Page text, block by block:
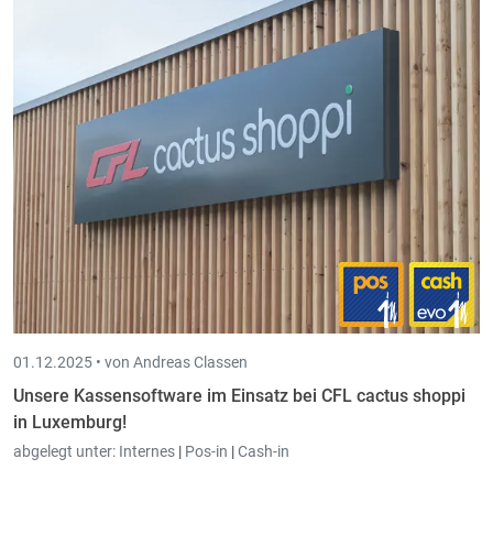
01.12.2025 • von Andreas Classen
Unsere Kassensoftware im Einsatz bei CFL cactus shoppi
in Luxemburg!
abgelegt unter: Internes | Pos-in |Cash-in